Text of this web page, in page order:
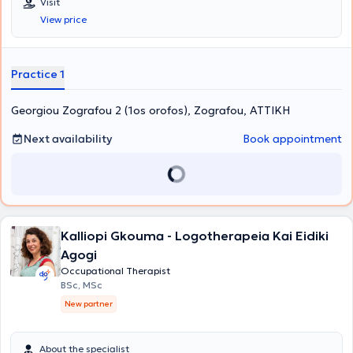
View price
Practice 1
Georgiou Zografou 2 (1os orofos), Zografou, ΑΤΤΙΚΗ
Next availability
Book appointment
Kalliopi Gkouma - Logotherapeia Kai Eidiki
Agogi
Occupational Therapist
BSc, MSc
New partner
About the specialist